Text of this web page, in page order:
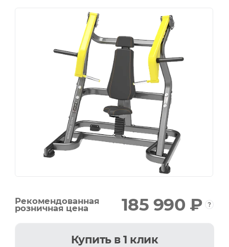
Рекомендованная
розничная цена 185 990 ₽
Купить в 1 клик